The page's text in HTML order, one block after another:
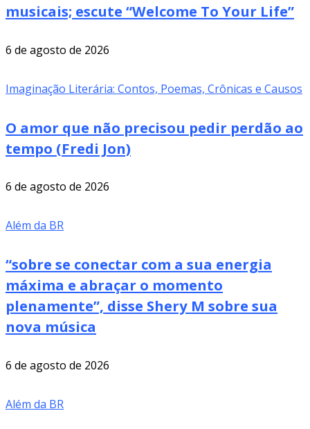
musicais; escute “Welcome To Your Life”
6 de agosto de 2026
Imaginação Literária: Contos, Poemas, Crônicas e Causos
O amor que não precisou pedir perdão ao
tempo (Fredi Jon)
6 de agosto de 2026
Além da BR
“sobre se conectar com a sua energia
máxima e abraçar o momento
plenamente”, disse Shery M sobre sua
nova música
6 de agosto de 2026
Além da BR